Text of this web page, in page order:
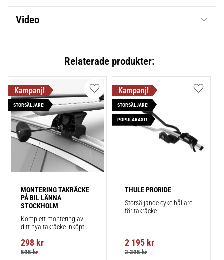
Video
Relaterade produkter:
MONTERING TAKRÄCKE
PÅ BIL LÄNNA
STOCKHOLM
Komplett montering av
ditt nya takräcke inköpt
montering på din bil.
298 kr
595kr
STORSÄLJARE!
Lägg till i favoriter
THULE PRORIDE
Storsäljande cykelhållare
för takräcke
2 195 kr
2 395kr
STORSÄLJARE!
POPULÄRAST!
Lägg